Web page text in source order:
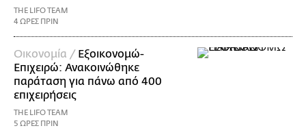
THE LIFO TEAM
4 ΩΡΕΣ ΠΡΙΝ
Οικονομία / Εξοικονομώ-
Επιχειρώ: Ανακοινώθηκε
παράταση για πάνω από 400
επιχειρήσεις
THE LIFO TEAM
5 ΩΡΕΣ ΠΡΙΝ